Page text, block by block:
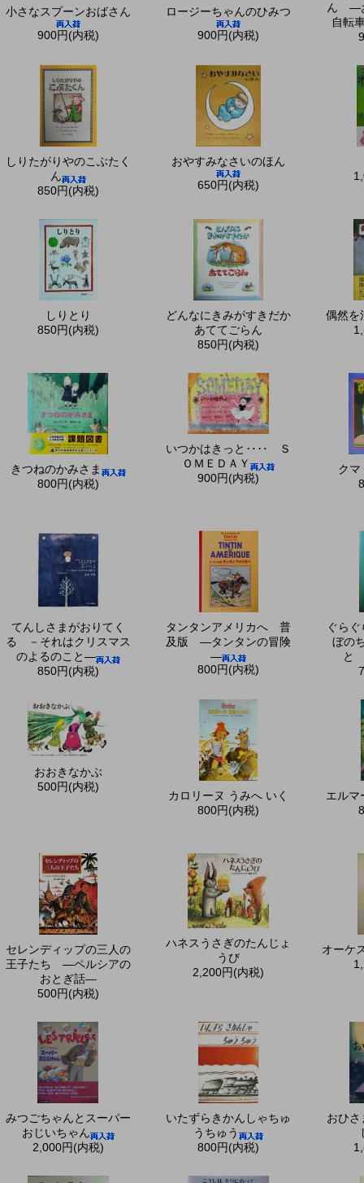
小さなスプーンおばさん
900円(内税)
ロージーちゃんのひみつ
900円(内税)
ん —
自転
しりたがりやのこぶたく
ん
850円(内税)
おやすみなさいのほん
650円(内税)
しりとり
850円(内税)
どんなにきみがすきだか
あててごらん
850円(内税)
偶然を
きつねのかみさま
800円(内税)
いつかはきっと‥‥ Ｓ
ＯＭＥＤＡＹ
900円(内税)
クマ
てんしさまがおりてく
る －それはクリスマス
のよるのこと―
850円(内税)
タンタンアメリカへ 普
及版 ―タンタンの冒険
―
800円(内税)
ぐら
ぼの
と
おおきなかぶ
500円(内税)
カロリーヌ うみへ いく
800円(内税)
エルマ
セレンディップの三人の
王子たち ―ペルシアの
おとぎ話―
500円(内税)
ハネスうさぎのたんじょ
うび
2,200円(内税)
オーケ
みつごちゃんとスーパー
おじいちゃん
2,000円(内税)
いたずらきかんしゃちゅ
うちゅう
800円(内税)
おひさ